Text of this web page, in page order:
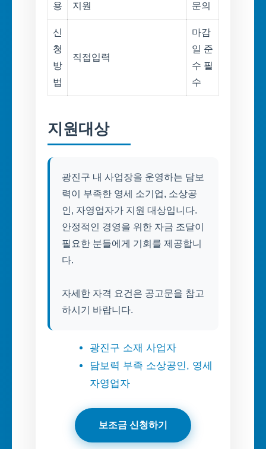
용
지원
문의
신
청
방
법
직접입력
마감
일 준
수 필
수
지원대상
광진구 내 사업장을 운영하는 담보
력이 부족한 영세 소기업, 소상공
인, 자영업자가 지원 대상입니다.
안정적인 경영을 위한 자금 조달이
필요한 분들에게 기회를 제공합니
다.
자세한 자격 요건은 공고문을 참고
하시기 바랍니다.
광진구 소재 사업자
담보력 부족 소상공인, 영세
자영업자
보조금 신청하기